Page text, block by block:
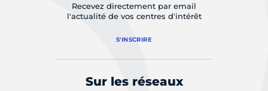
Recevez directement par email
l'actualité de vos centres d'intérêt
S'INSCRIRE
Sur les réseaux